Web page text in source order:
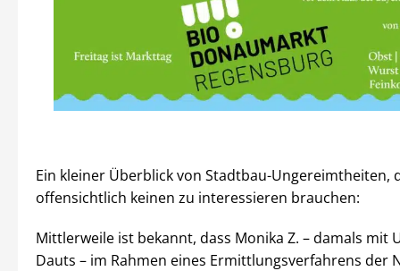
Ein kleiner Überblick von Stadtbau-Ungereimtheiten,
offensichtlich keinen zu interessieren brauchen:
Mittlerweile ist bekannt, dass Monika Z. – damals mit
Dauts – im Rahmen eines Ermittlungsverfahrens der